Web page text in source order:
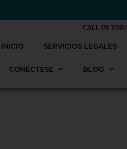
CALL US
INICIO SERVICIOS LEGALES
CONÉCTESE BLOG